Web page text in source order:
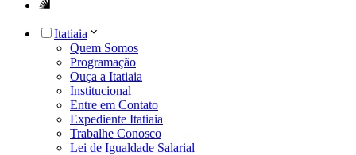
Itatiaia
Quem Somos
Programação
Ouça a Itatiaia
Institucional
Entre em Contato
Expediente Itatiaia
Trabalhe Conosco
Lei de Igualdade Salarial